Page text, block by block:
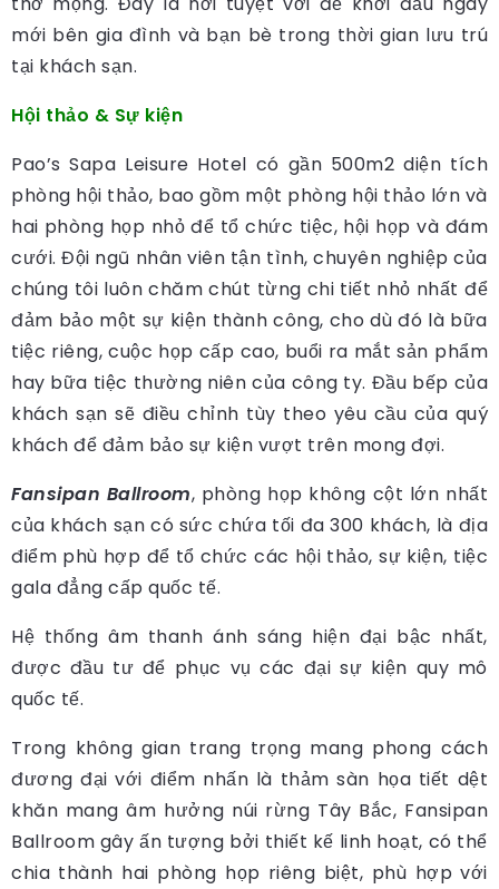
mới bên gia đình và bạn bè trong thời gian lưu trú
tại khách sạn.
Hội thảo & Sự kiện
Pao’s Sapa Leisure Hotel có gần 500m2 diện tích
phòng hội thảo, bao gồm một phòng hội thảo lớn và
hai phòng họp nhỏ để tổ chức tiệc, hội họp và đám
cưới. Đội ngũ nhân viên tận tình, chuyên nghiệp của
chúng tôi luôn chăm chút từng chi tiết nhỏ nhất để
đảm bảo một sự kiện thành công, cho dù đó là bữa
tiệc riêng, cuộc họp cấp cao, buổi ra mắt sản phẩm
hay bữa tiệc thường niên của công ty. Đầu bếp của
khách sạn sẽ điều chỉnh tùy theo yêu cầu của quý
khách để đảm bảo sự kiện vượt trên mong đợi.
Fansipan Ballroom, phòng họp không cột lớn nhất
của khách sạn có sức chứa tối đa 300 khách, là địa
điểm phù hợp để tổ chức các hội thảo, sự kiện, tiệc
gala đẳng cấp quốc tế.
Hệ thống âm thanh ánh sáng hiện đại bậc nhất,
được đầu tư để phục vụ các đại sự kiện quy mô
quốc tế.
Trong không gian trang trọng mang phong cách
đương đại với điểm nhấn là thảm sàn họa tiết dệt
khăn mang âm hưởng núi rừng Tây Bắc, Fansipan
Ballroom gây ấn tượng bởi thiết kế linh hoạt, có thể
chia thành hai phòng họp riêng biệt, phù hợp với